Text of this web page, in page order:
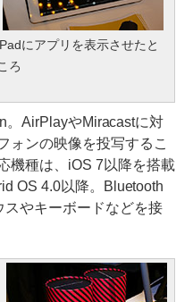
にアプリを表示させたと
ろ
AirPlayやMiracastに対
ォンの映像を投写するこ
機種は、iOS 7以降を搭載
OS 4.0以降。Bluetooth
やキーボードなどを接